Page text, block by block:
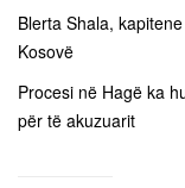
Blerta Shala,
Kosovë
Procesi në Hagë ka
për të akuzuarit